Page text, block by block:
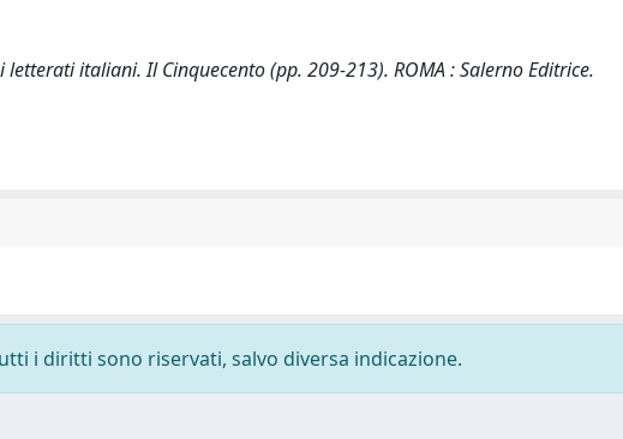
italiani. Il Cinquecento (pp. 209-213). ROMA : Salerno Editrice.
i diritti sono riservati, salvo diversa indicazione.